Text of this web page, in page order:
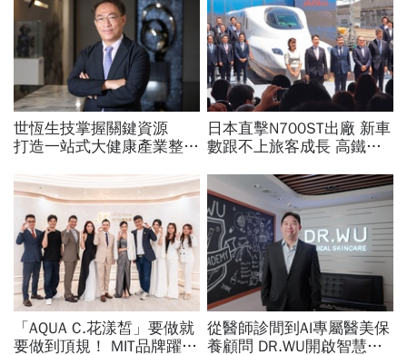
世恆生技掌握關鍵資源
打造一站式大健康產業整合
日本直擊N700ST出廠 新車
數跟不上旅客成長 高鐵遇3
「AQUA C.花漾皙」要做就
要做到頂規！ MIT品牌躍上
從醫師診間到AI專屬醫美保
養顧問 DR.WU開啟智慧養